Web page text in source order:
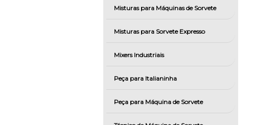
Misturas para Máquinas de Sorvete
Misturas para Sorvete Expresso
Mixers Industriais
Peça para Italianinha
Peça para Máquina de Sorvete